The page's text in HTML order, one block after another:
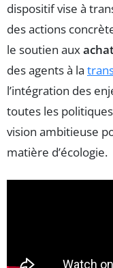
dispositif vise à
des actions
le soutien aux
des agents à la
l’intégration des
toutes les
vision ambitieuse
matière d’écologie.